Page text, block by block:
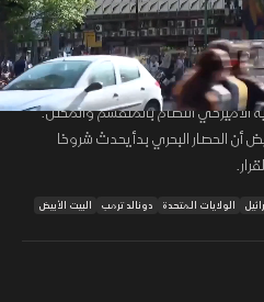
00:11/01:57
النووي الإيراني، ومكان
أمنية وطبية للمرشد الجديد تمنع
الأميركي النظام بالمنقسم والمختل.
أن الحصار البحري بدأ يحدث شروخا
الولايات المتحدة دونالد ترمب
البيت الأبيض